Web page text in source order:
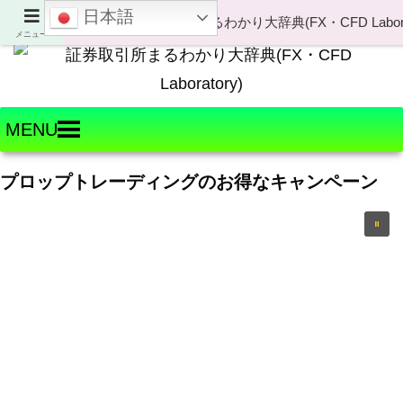
Welcome to FX・CFD Laboratory!
MENU
プロップトレーディングのお得なキャンペーン
メニュー
日本語